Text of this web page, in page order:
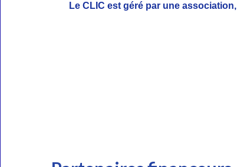
Le CLIC est géré par une association,